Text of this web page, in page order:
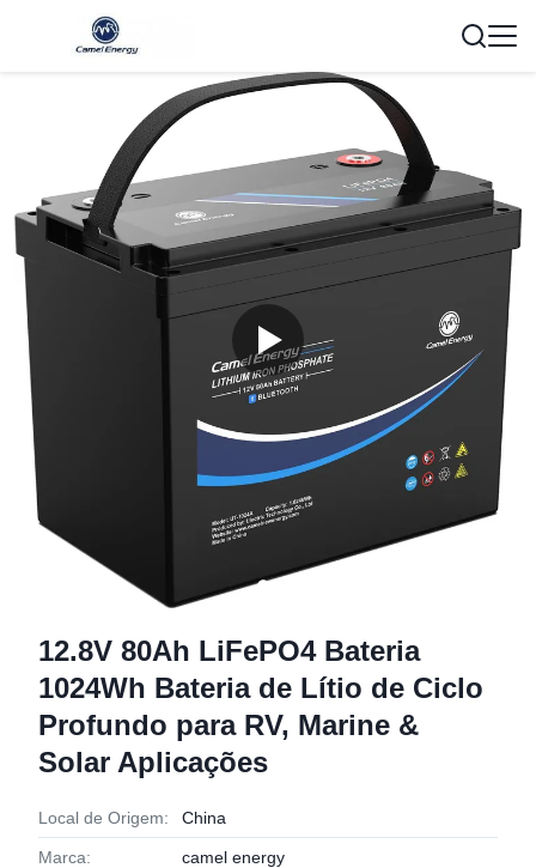
12.8V 80Ah LiFePO4 Bateria
1024Wh Bateria de Lítio de Ciclo
Profundo para RV, Marine &
Solar Aplicações
Local de Origem: China
Marca: camel energy